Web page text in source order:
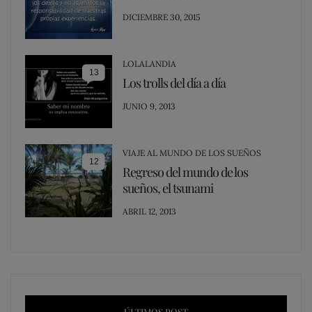
POSTED
DICIEMBRE 30, 2015
13
LOLALANDIA
Los trolls del día a día
POSTED
JUNIO 9, 2013
12
VIAJE AL MUNDO DE LOS SUEÑOS
Regreso del mundo de los
sueños, el tsunami
POSTED
ABRIL 12, 2013